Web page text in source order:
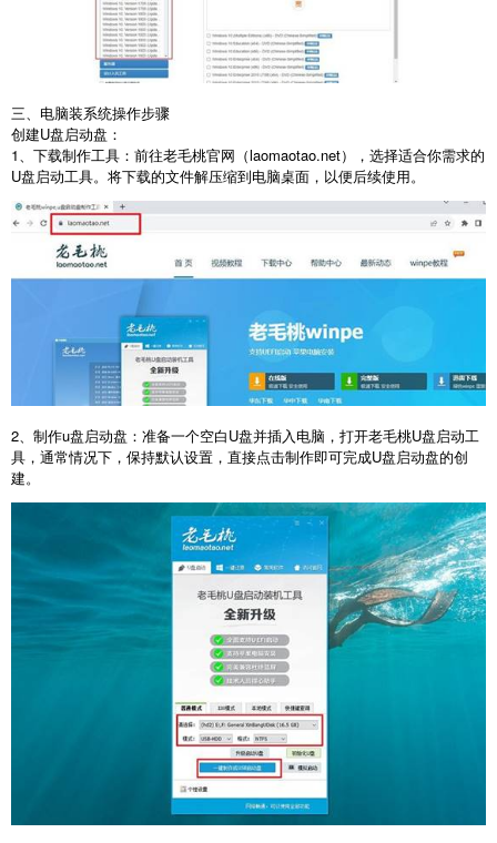
三、电脑装系统操作步骤
创建U盘启动盘：
1、下载制作工具：前往老毛桃官网（laomaotao.net），选择适合你需求的
U盘启动工具。将下载的文件解压缩到电脑桌面，以便后续使用。
2、制作u盘启动盘：准备一个空白U盘并插入电脑，打开老毛桃U盘启动工
具，通常情况下，保持默认设置，直接点击制作即可完成U盘启动盘的创
建。